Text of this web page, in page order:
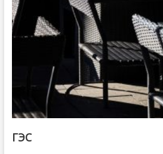
ГЭС